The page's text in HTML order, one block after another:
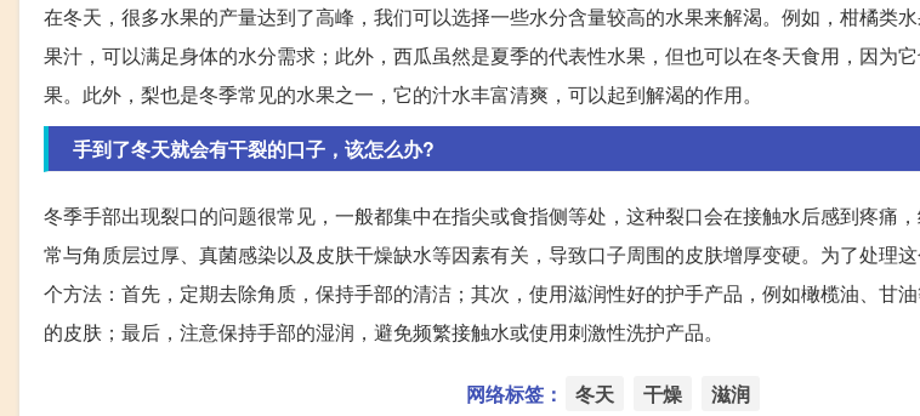
在冬天，很多水果的产量达到了高峰，我们可以选择一些水分含量较高的水果来解渴。例如，柑橘类
果汁，可以满足身体的水分需求；此外，西瓜虽然是夏季的代表性水果，但也可以在冬天食用，因为
果。此外，梨也是冬季常见的水果之一，它的汁水丰富清爽，可以起到解渴的作用。
手到了冬天就会有干裂的口子，该怎么办?
冬季手部出现裂口的问题很常见，一般都集中在指尖或食指侧等处，这种裂口会在接触水后感到疼痛
常与角质层过厚、真菌感染以及皮肤干燥缺水等因素有关，导致口子周围的皮肤增厚变硬。为了处理
个方法：首先，定期去除角质，保持手部的清洁；其次，使用滋润性好的护手产品，例如橄榄油、甘
的皮肤；最后，注意保持手部的湿润，避免频繁接触水或使用刺激性洗护产品。
网络标签： 冬天 干燥 滋润